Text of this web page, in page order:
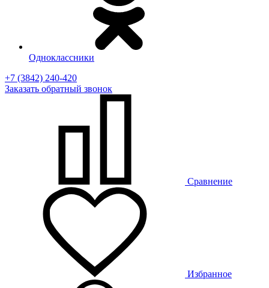
Одноклассники
+7 (3842) 240-420
Заказать обратный звонок
Сравнение
Избранное